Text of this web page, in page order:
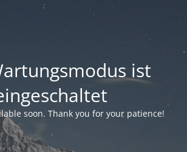
ist
soon. Thank you for your patience!